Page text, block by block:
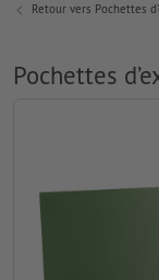
Retour vers Pochettes
Pochettes